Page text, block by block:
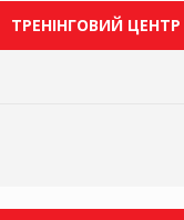
ТРЕНІНГОВИЙ ЦЕНТР